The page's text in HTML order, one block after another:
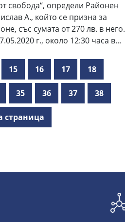
свобода“, определи Районен
А., който се призна за
със сумата от 270 лв. в него.
г., около 12:30 часа в...
15 16 17 18
35 36 37 38
страница